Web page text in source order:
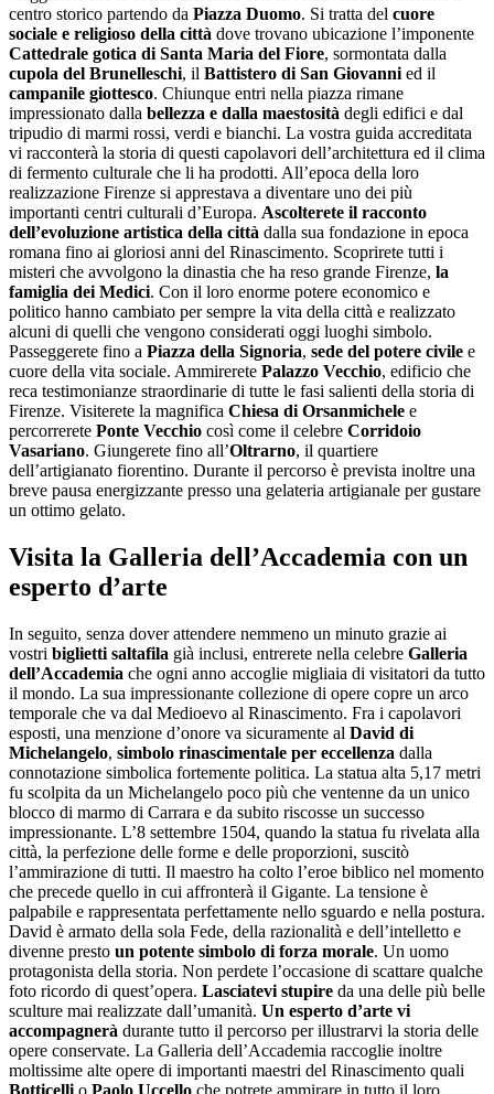
centro storico partendo da Piazza Duomo. Si tratta del cuore
sociale e religioso della città dove trovano ubicazione l’imponente
Cattedrale gotica di Santa Maria del Fiore, sormontata dalla
cupola del Brunelleschi, il Battistero di San Giovanni ed il
campanile giottesco. Chiunque entri nella piazza rimane
impressionato dalla bellezza e dalla maestosità degli edifici e dal
tripudio di marmi rossi, verdi e bianchi. La vostra guida accreditata
vi racconterà la storia di questi capolavori dell’architettura ed il clima
di fermento culturale che li ha prodotti. All’epoca della loro
realizzazione Firenze si apprestava a diventare uno dei più
importanti centri culturali d’Europa. Ascolterete il racconto
dell’evoluzione artistica della città dalla sua fondazione in epoca
romana fino ai gloriosi anni del Rinascimento. Scoprirete tutti i
misteri che avvolgono la dinastia che ha reso grande Firenze, la
famiglia dei Medici. Con il loro enorme potere economico e
politico hanno cambiato per sempre la vita della città e realizzato
alcuni di quelli che vengono considerati oggi luoghi simbolo.
Passeggerete fino a Piazza della Signoria, sede del potere civile e
cuore della vita sociale. Ammirerete Palazzo Vecchio, edificio che
reca testimonianze straordinarie di tutte le fasi salienti della storia di
Firenze. Visiterete la magnifica Chiesa di Orsanmichele e
percorrerete Ponte Vecchio così come il celebre Corridoio
Vasariano. Giungerete fino all’Oltrarno, il quartiere
dell’artigianato fiorentino. Durante il percorso è prevista inoltre una
breve pausa energizzante presso una gelateria artigianale per gustare
un ottimo gelato.
Visita la Galleria dell’Accademia con un
esperto d’arte
In seguito, senza dover attendere nemmeno un minuto grazie ai
vostri biglietti saltafila già inclusi, entrerete nella celebre Galleria
dell’Accademia che ogni anno accoglie migliaia di visitatori da tutto
il mondo. La sua impressionante collezione di opere copre un arco
temporale che va dal Medioevo al Rinascimento. Fra i capolavori
esposti, una menzione d’onore va sicuramente al David di
Michelangelo, simbolo rinascimentale per eccellenza dalla
connotazione simbolica fortemente politica. La statua alta 5,17 metri
fu scolpita da un Michelangelo poco più che ventenne da un unico
blocco di marmo di Carrara e da subito riscosse un successo
impressionante. L’8 settembre 1504, quando la statua fu rivelata alla
città, la perfezione delle forme e delle proporzioni, suscitò
l’ammirazione di tutti. Il maestro ha colto l’eroe biblico nel momento
che precede quello in cui affronterà il Gigante. La tensione è
palpabile e rappresentata perfettamente nello sguardo e nella postura.
David è armato della sola Fede, della razionalità e dell’intelletto e
divenne presto un potente simbolo di forza morale. Un uomo
protagonista della storia. Non perdete l’occasione di scattare qualche
foto ricordo di quest’opera. Lasciatevi stupire da una delle più belle
sculture mai realizzate dall’umanità. Un esperto d’arte vi
accompagnerà durante tutto il percorso per illustrarvi la storia delle
opere conservate. La Galleria dell’Accademia raccoglie inoltre
moltissime alte opere di importanti maestri del Rinascimento quali
Botticelli o Paolo Uccello che potrete ammirare in tutto il loro